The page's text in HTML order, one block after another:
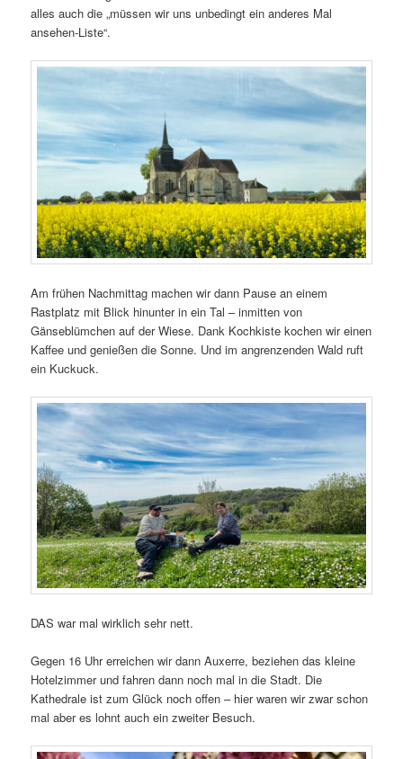
alles auch die „müssen wir uns unbedingt ein anderes Mal
ansehen-Liste“.
Am frühen Nachmittag machen wir dann Pause an einem
Rastplatz mit Blick hinunter in ein Tal – inmitten von
Gänseblümchen auf der Wiese. Dank Kochkiste kochen wir einen
Kaffee und genießen die Sonne. Und im angrenzenden Wald ruft
ein Kuckuck.
DAS war mal wirklich sehr nett.
Gegen 16 Uhr erreichen wir dann Auxerre, beziehen das kleine
Hotelzimmer und fahren dann noch mal in die Stadt. Die
Kathedrale ist zum Glück noch offen – hier waren wir zwar schon
mal aber es lohnt auch ein zweiter Besuch.